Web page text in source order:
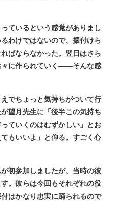
ているという感覚がありまし
わけではないので、振付けら
ばならなかった。翌日はさら
々に作られていく――そんな感
でちょっと気持ちがついて行
望月先生に「後半この気持ち
ていくのはむずかしい」とお
もいいよ」と仰る。すごく心
初参加しましたが、当時の彼
。彼らは今回もそれぞれの役
はかなり忠実に踊られるので